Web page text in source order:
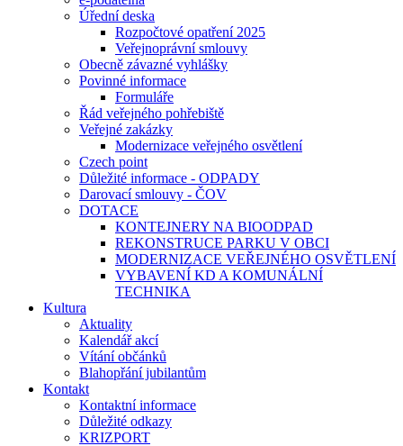
Úřední deska
Rozpočtové opatření 2025
Veřejnoprávní smlouvy
Obecně závazné vyhlášky
Povinné informace
Formuláře
Řád veřejného pohřebiště
Veřejné zakázky
Modernizace veřejného osvětlení
Czech point
Důležité informace - ODPADY
Darovací smlouvy - ČOV
DOTACE
KONTEJNERY NA BIOODPAD
REKONSTRUCE PARKU V OBCI
MODERNIZACE VEŘEJNÉHO OSVĚTLENÍ
VYBAVENÍ KD A KOMUNÁLNÍ
TECHNIKA
Kultura
Aktuality
Kalendář akcí
Vítání občánků
Blahopřání jubilantům
Kontakt
Kontaktní informace
Důležité odkazy
KRIZPORT